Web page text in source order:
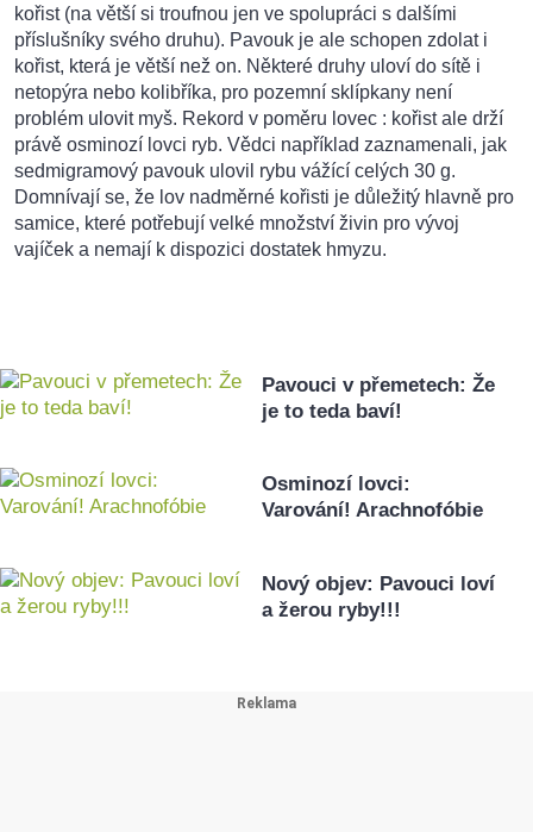
kořist (na větší si troufnou jen ve spolupráci s dalšími
příslušníky svého druhu). Pavouk je ale schopen zdolat i
kořist, která je větší než on. Některé druhy uloví do sítě i
netopýra nebo kolibříka, pro pozemní sklípkany není
problém ulovit myš. Rekord v poměru lovec : kořist ale drží
právě osminozí lovci ryb. Vědci například zaznamenali, jak
sedmigramový pavouk ulovil rybu vážící celých 30 g.
Domnívají se, že lov nadměrné kořisti je důležitý hlavně pro
samice, které potřebují velké množství živin pro vývoj
vajíček a nemají k dispozici dostatek hmyzu.
Pavouci v přemetech: Že
je to teda baví!
Osminozí lovci:
Varování! Arachnofóbie
Nový objev: Pavouci loví
a žerou ryby!!!